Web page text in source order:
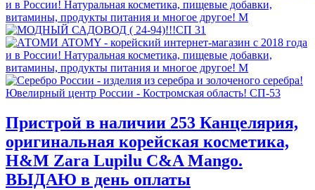
Пристрой в наличии 253 Канцелярия,
оригинальная корейская косметика,
H&M Zara Lupilu C&A Mango.
ВЫДАЮ в день оплаты